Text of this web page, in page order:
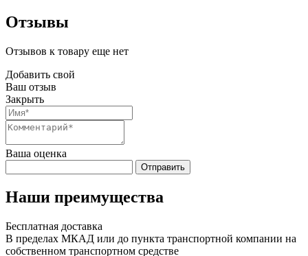
Отзывы
Отзывов к товару еще нет
Добавить свой
Ваш отзыв
Закрыть
Ваша оценка
Отправить
Наши преимущества
Бесплатная доставка
В пределах МКАД или до пункта транспортной компании на
собственном транспортном средстве